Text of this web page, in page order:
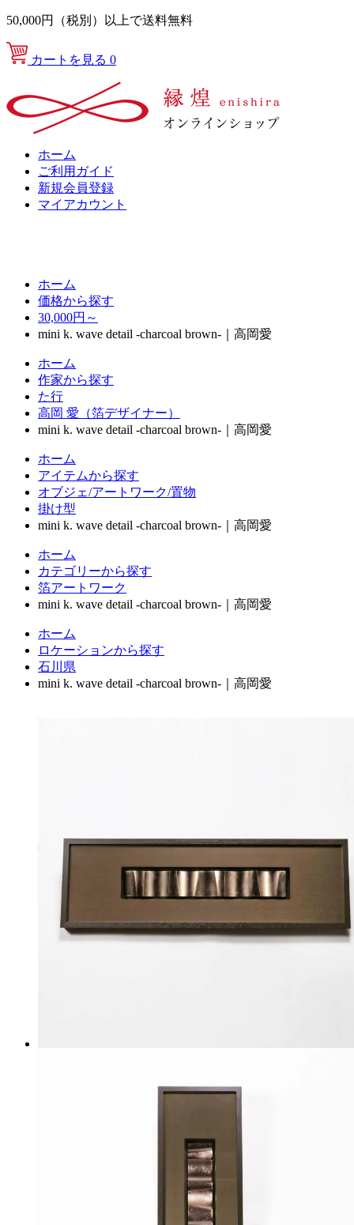
50,000円（税別）以上で送料無料
カートを見る 0
ホーム
ご利用ガイド
新規会員登録
マイアカウント
ホーム
価格から探す
30,000円～
mini k. wave detail -charcoal brown-｜高岡愛
ホーム
作家から探す
た行
高岡 愛（箔デザイナー）
mini k. wave detail -charcoal brown-｜高岡愛
ホーム
アイテムから探す
オブジェ/アートワーク/置物
掛け型
mini k. wave detail -charcoal brown-｜高岡愛
ホーム
カテゴリーから探す
箔アートワーク
mini k. wave detail -charcoal brown-｜高岡愛
ホーム
ロケーションから探す
石川県
mini k. wave detail -charcoal brown-｜高岡愛